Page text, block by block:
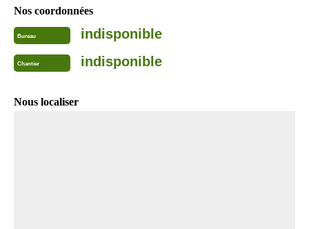
Nos coordonnées
Bureau indisponible
Chantier indisponible
Nous localiser